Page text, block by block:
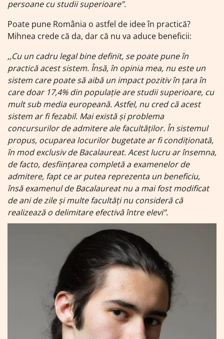
persoane cu studii superioare”.
Poate pune România o astfel de idee în practică?
Mihnea crede că da, dar că nu va aduce beneficii:
,,Cu un cadru legal bine definit, se poate pune în
practică acest sistem. Însă, în opinia mea, nu este un
sistem care poate să aibă un impact pozitiv în țara în
care doar 17,4% din populație are studii superioare, cu
mult sub media europeană. Astfel, nu cred că acest
sistem ar fi fezabil. Mai există și problema
concursurilor de admitere ale facultăților. În sistemul
propus, ocuparea locurilor bugetate ar fi condiționată,
în mod exclusiv de Bacalaureat. Acest lucru ar însemna,
de facto, desființarea completă a examenelor de
admitere, fapt ce ar putea reprezenta un beneficiu,
însă examenul de Bacalaureat nu a mai fost modificat
de ani de zile și multe facultăți nu consideră că
realizează o delimitare efectivă între elevi”.